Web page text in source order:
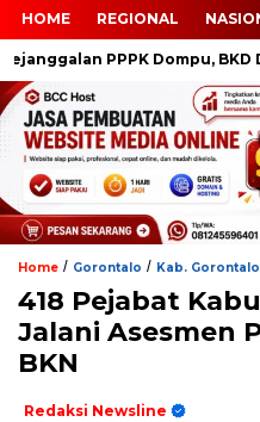
HOME REGIONAL
PPPK Dompu, BKD
Home / Gorontalo / Kab. Gorontalo
418 Pejabat
Jalani Asesmen
BKN
Redaksi Newsline